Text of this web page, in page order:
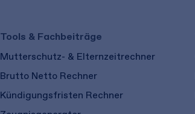
Tools & Fachbeiträge
Mutterschutz- & Elternzeitrechner
Brutto Netto Rechner
Kündigungsfristen Rechner